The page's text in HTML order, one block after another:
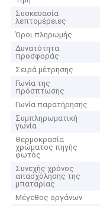
Συσκευασία
λεπτομέρειες
Όροι πληρωμής
Δυνατότητα
προσφοράς
Σειρά μέτρησης
Γωνία της
πρόσπτωσης
Γωνία παρατήρησης
Συμπληρωματική
γωνία
Θερμοκρασία
χρώματος πηγής
φωτός
Συνεχής χρόνος
απασχόλησης της
μπαταρίας
Μέγεθος οργάνων